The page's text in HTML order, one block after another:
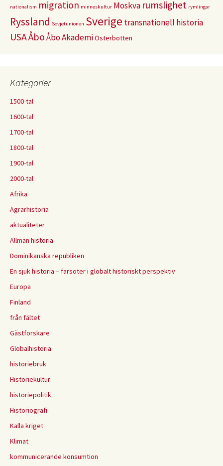
nationalism migration minneskultur Moskva rumslighet rymlingar
Ryssland Sovjetunionen Sverige transnationell historia
USAÅboÅbo AkademiÖsterbotten
Kategorier
1500-tal
1600-tal
1700-tal
1800-tal
1900-tal
2000-tal
Afrika
Agrarhistoria
aktualiteter
Allmän historia
Dominikanska republiken
En sjuk historia – farsoter i globalt historiskt perspektiv
Europa
Finland
från fältet
Gästforskare
Globalhistoria
historiebruk
Historiekultur
historiepolitik
Historiografi
Kalla kriget
Klimat
kommunicerande konsumtion